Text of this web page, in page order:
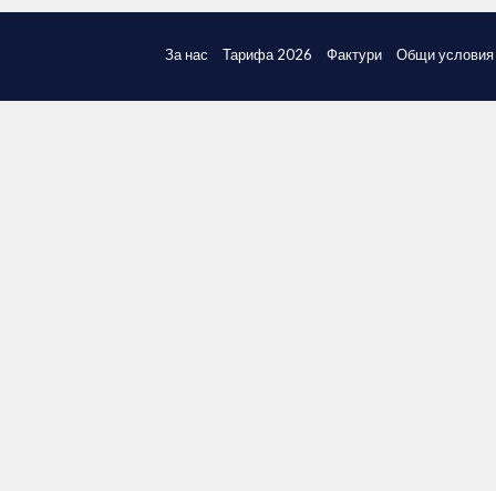
За нас Тарифа 2026 Фактури Общи условия